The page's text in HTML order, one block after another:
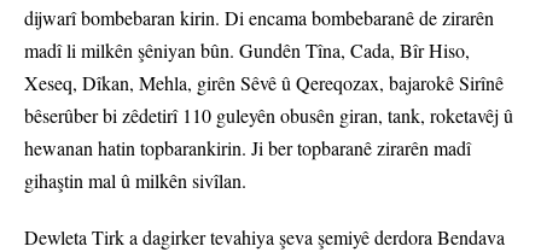
dijwarî bombebaran kirin. Di encama bombebaranê de zirarên
madî li milkên şêniyan bûn. Gundên Tîna, Cada, Bîr Hiso,
Xeseq, Dîkan, Mehla, girên Sêvê û Qereqozax, bajarokê Sirînê
bêserûber bi zêdetirî 110 guleyên obusên giran, tank, roketavêj û
hewanan hatin topbarankirin. Ji ber topbaranê zirarên madî
gihaştin mal û milkên sivîlan.
Dewleta Tirk a dagirker tevahiya şeva şemiyê derdora Bendava